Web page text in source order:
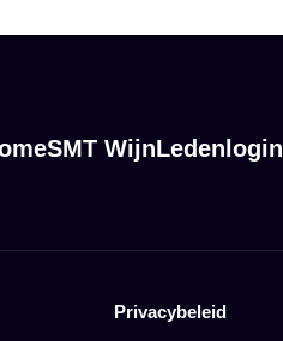
SMT WijnLedenlogin
Privacybeleid